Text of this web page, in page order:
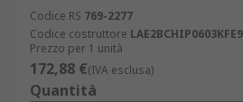
Codice RS 769-2277
Codice costruttore
Prezzo per 1 unità
172,88 €(IVA esclusa)
Quantità